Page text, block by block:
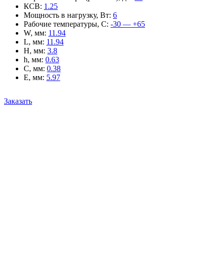
КСВ: 1.25
Мощность в нагрузку, Вт: 6
Рабочие температуры, С: -30 — +65
W, мм: 11.94
L, мм: 11.94
H, мм: 3.8
h, мм: 0.63
C, мм: 0.38
E, мм: 5.97
Заказать